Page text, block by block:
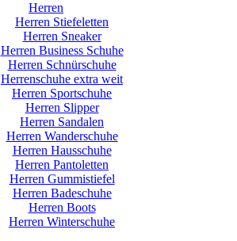
Herren
Herren Stiefeletten
Herren Sneaker
Herren Business Schuhe
Herren Schnürschuhe
Herrenschuhe extra weit
Herren Sportschuhe
Herren Slipper
Herren Sandalen
Herren Wanderschuhe
Herren Hausschuhe
Herren Pantoletten
Herren Gummistiefel
Herren Badeschuhe
Herren Boots
Herren Winterschuhe